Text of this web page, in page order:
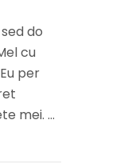
do
cu
per
mei.